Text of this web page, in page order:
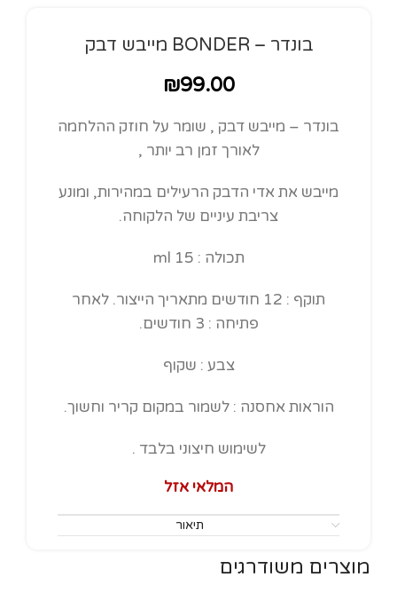
בונדר – BONDER מייבש דבק
₪99.00
בונדר – מייבש דבק , שומר על חוזק ההלחמה
לאורך זמן רב יותר ,
מייבש את אדי הדבק הרעילים במהירות, ומונע
צריבת עיניים של הלקוחה.
תכולה : 15 ml
תוקף : 12 חודשים מתאריך הייצור. לאחר
פתיחה : 3 חודשים.
צבע : שקוף
הוראות אחסנה : לשמור במקום קריר וחשוך.
לשימוש חיצוני בלבד .
המלאי אזל
תיאור
מוצרים משודרגים